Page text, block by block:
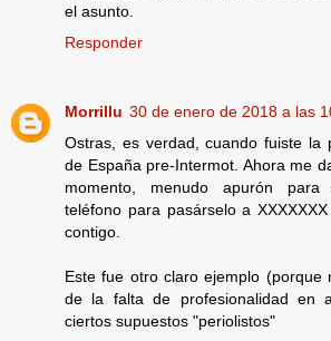
el asunto.
Responder
Morrillu 30 de enero de 2018 a las
Ostras, es verdad, cuando fuiste la
de España pre-Intermot. Ahora me
momento, menudo apurón
teléfono para pasárselo a
contigo.
Este fue otro claro ejemplo (porque
de la falta de profesionalidad en
ciertos supuestos "periolistos"